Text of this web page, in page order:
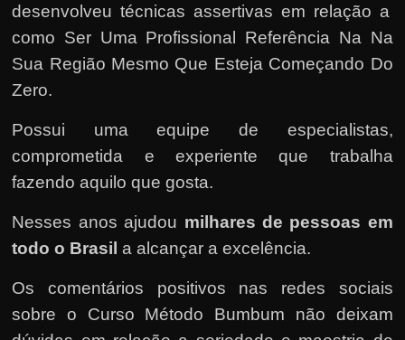
desenvolveu técnicas assertivas em relação a
como Ser Uma Profissional Referência Na Na
Sua Região Mesmo Que Esteja Começando Do
Zero.
Possui uma equipe de especialistas,
comprometida e experiente que trabalha
fazendo aquilo que gosta.
Nesses anos ajudou milhares de pessoas em
todo o Brasil a alcançar a excelência.
Os comentários positivos nas redes sociais
sobre o Curso Método Bumbum não deixam